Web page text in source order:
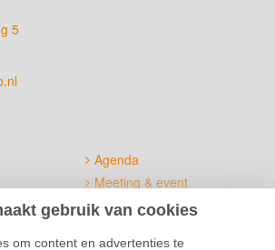
5
Agenda
Meeting & event
Official suppliers
gebruik van cookies
om content en advertenties te